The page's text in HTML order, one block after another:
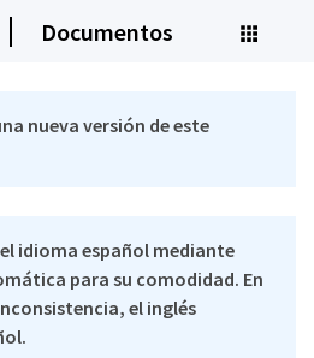
Documentos
nueva versión de este
idioma español mediante
para su comodidad. En
el inglés